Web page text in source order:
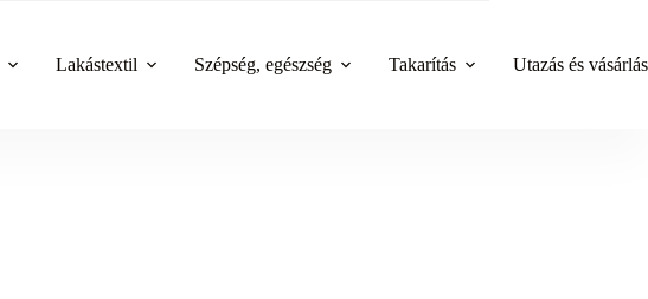
Lakástextil Szépség, egészség Takarítás Utazás és vásárlás